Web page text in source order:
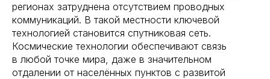
регионах затруднена отсутствием проводных
коммуникаций. В такой местности ключевой
технологией становится спутниковая сеть.
Космические технологии обеспечивают связь
в любой точке мира, даже в значительном
отдалении от населённых пунктов с развитой